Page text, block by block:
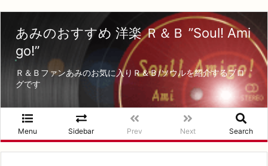
あみのおすすめ 洋楽 Ｒ＆Ｂ ”Soul! Ami
go!”
Ｒ＆Ｂファンあみのお気に入りＲ＆Ｂ/ソウルを紹介するブロ
グです
Menu Sidebar Prev Next Search